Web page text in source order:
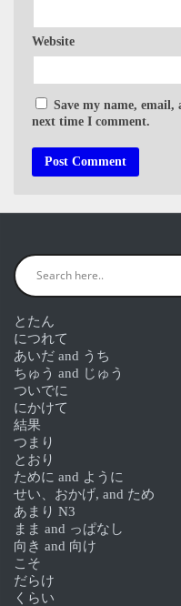
Website
Save my name,
next time I comment.
とたん
につれて
あいだ and うち
ちゅう and じゅう
ついでに
にかけて
結果
つまり
とおり
ために and ように
せい、おかげ, and ため
あまり N3
まま and っぱなし
向き and 向け
こそ
だらけ
くらい